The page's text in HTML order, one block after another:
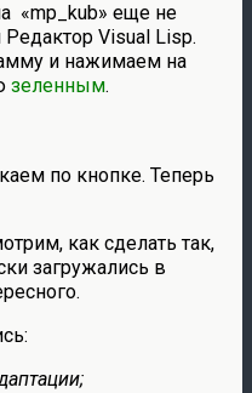
«mp_kub» еще не
Редактор Visual Lisp.
и нажимаем на
зеленным.
по кнопке. Теперь
как сделать так,
загружались в